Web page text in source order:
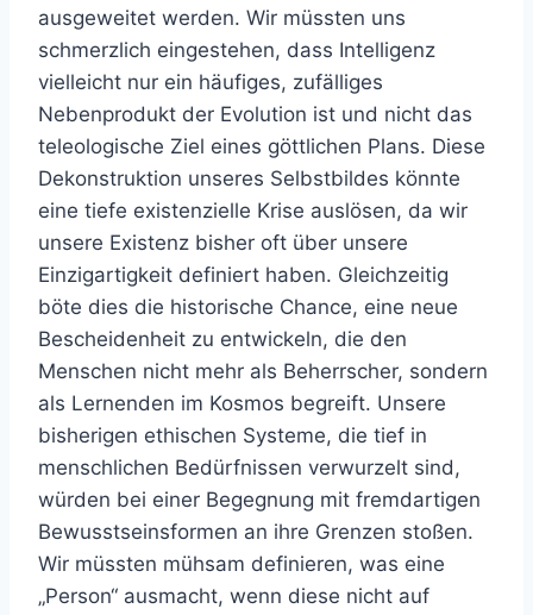
ausgeweitet werden. Wir müssten uns
schmerzlich eingestehen, dass Intelligenz
vielleicht nur ein häufiges, zufälliges
Nebenprodukt der Evolution ist und nicht das
teleologische Ziel eines göttlichen Plans. Diese
Dekonstruktion unseres Selbstbildes könnte
eine tiefe existenzielle Krise auslösen, da wir
unsere Existenz bisher oft über unsere
Einzigartigkeit definiert haben. Gleichzeitig
böte dies die historische Chance, eine neue
Bescheidenheit zu entwickeln, die den
Menschen nicht mehr als Beherrscher, sondern
als Lernenden im Kosmos begreift. Unsere
bisherigen ethischen Systeme, die tief in
menschlichen Bedürfnissen verwurzelt sind,
würden bei einer Begegnung mit fremdartigen
Bewusstseinsformen an ihre Grenzen stoßen.
Wir müssten mühsam definieren, was eine
„Person“ ausmacht, wenn diese nicht auf